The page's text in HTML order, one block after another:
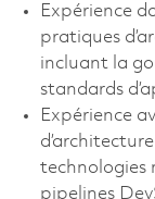
Expérience
pratiques
incluant la
standards
Expérience
technologies
pipelines